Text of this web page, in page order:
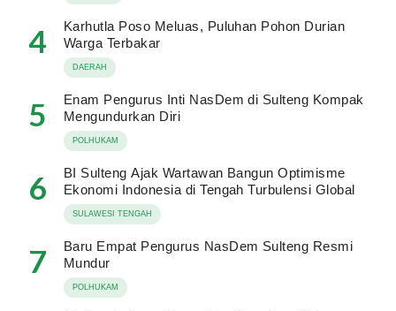
4
Karhutla Poso Meluas, Puluhan Pohon Durian
Warga Terbakar
DAERAH
5
Enam Pengurus Inti NasDem di Sulteng Kompak
Mengundurkan Diri
POLHUKAM
6
BI Sulteng Ajak Wartawan Bangun Optimisme
Ekonomi Indonesia di Tengah Turbulensi Global
SULAWESI TENGAH
7
Baru Empat Pengurus NasDem Sulteng Resmi
Mundur
POLHUKAM